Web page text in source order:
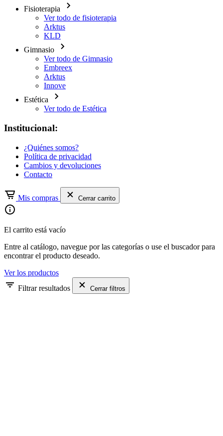
Fisioterapia
Ver todo de fisioterapia
Arktus
KLD
Gimnasio
Ver todo de Gimnasio
Embreex
Arktus
Innove
Estética
Ver todo de Estética
Institucional:
¿Quiénes somos?
Política de privacidad
Cambios y devoluciones
Contacto
Mis compras Cerrar carrito
El carrito está vacío
Entre al catálogo, navegue por las categorías o use el buscador para
encontrar el producto deseado.
Ver los productos
Filtrar resultados
Cerrar filtros